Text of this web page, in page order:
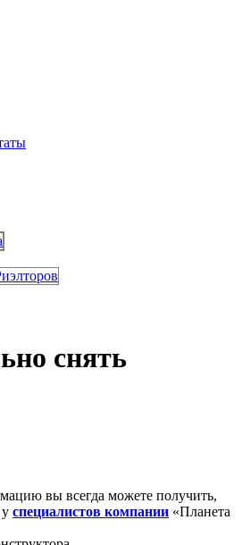
снять
вы всегда можете получить,
специалистов компании «Планета